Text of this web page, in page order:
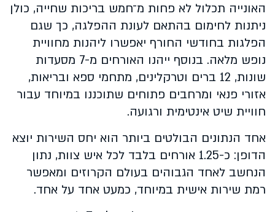
האונייה תכלול לא פחות מ־חמש בריכות שחייה, כולן
ניתנות לחימום בהתאם לעונת ההפלגה, כך שגם
הפלגות בחודשי החורף יאפשרו ליהנות מחוויית
נופש מלאה. בנוסף ייהנו האורחים מ-7 מסעדות
שונות, 12 ברים וטרקלינים, מתחמי ספא ובריאות,
אזורי פנאי ומרחבים פתוחים שתוכננו במיוחד עבור
חוויית שיט אינטימית ורגועה.
אחד הנתונים הבולטים ביותר הוא יחס השירות יוצא
הדופן: כ-1.25 אורחים בלבד לכל איש צוות, נתון
הנחשב לאחד הגבוהים בעולם הקרוזים ומאפשר
רמת שירות אישית במיוחד, כמעט אחד על אחד.